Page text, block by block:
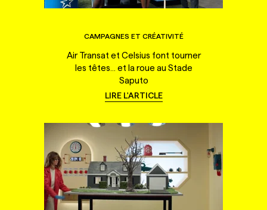
CAMPAGNES ET CRÉATIVITÉ
Air Transat et Celsius font tourner
les têtes... et la roue au Stade
Saputo
LIRE L'ARTICLE